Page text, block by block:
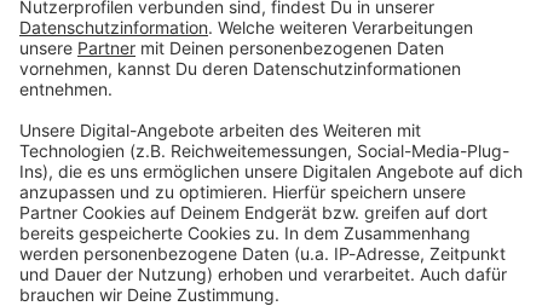
Du möchtest uns etwas sagen?
Studio Hotline
Kontaktformular
Sprachnachricht